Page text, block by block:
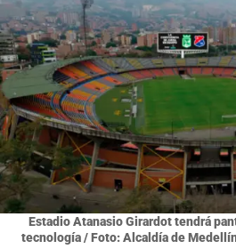
Estadio Atanasio Girardot tendrá
tecnología / Foto: Alcaldía de